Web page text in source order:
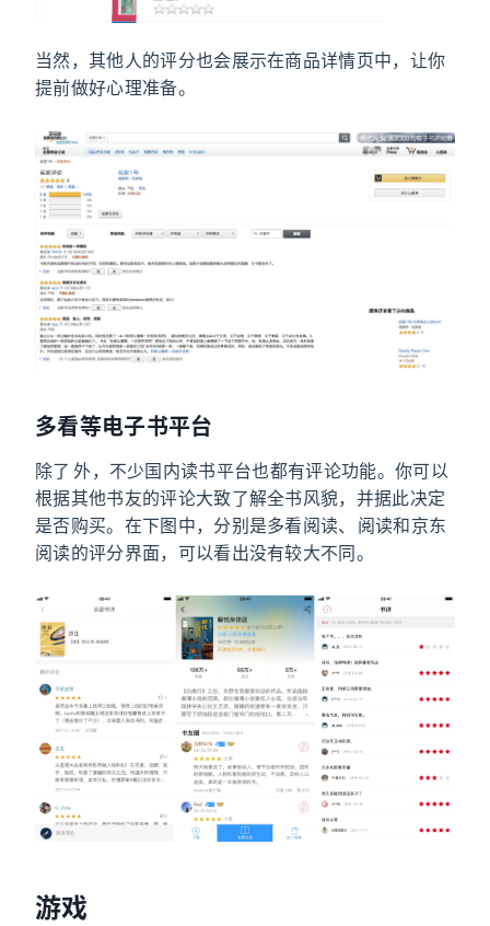
当然，其他人的评分也会展示在商品详情页中，让你
提前做好心理准备。
多看等电子书平台
除了 Amazon 外，不少国内读书平台也都有评论功能。你可以
根据其他书友的评论大致了解全书风貌，并据此决定
是否购买。在下图中，分别是多看阅读、QQ 阅读和京东
阅读的评分界面，可以看出没有较大不同。
游戏